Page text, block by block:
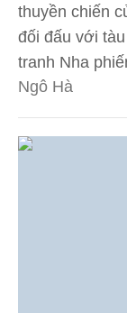
thuyền chiến
đối đấu với
tranh Nha
Ngô Hà